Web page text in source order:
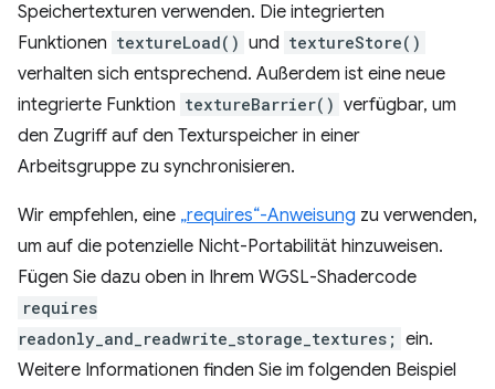
Speichertexturen verwenden. Die integrierten
Funktionen textureLoad() und textureStore()
verhalten sich entsprechend. Außerdem ist eine neue
integrierte Funktion textureBarrier() verfügbar, um
den Zugriff auf den Texturspeicher in einer
Arbeitsgruppe zu synchronisieren.
Wir empfehlen, eine „requires“-Anweisung zu verwenden,
um auf die potenzielle Nicht-Portabilität hinzuweisen.
Fügen Sie dazu oben in Ihrem WGSL-Shadercode
requires
readonly_and_readwrite_storage_textures; ein.
Weitere Informationen finden Sie im folgenden Beispiel